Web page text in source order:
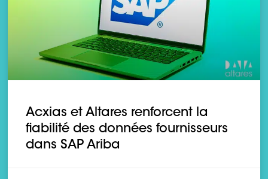
Acxias et Altares renforcent la
fiabilité des données fournisseurs
dans SAP Ariba